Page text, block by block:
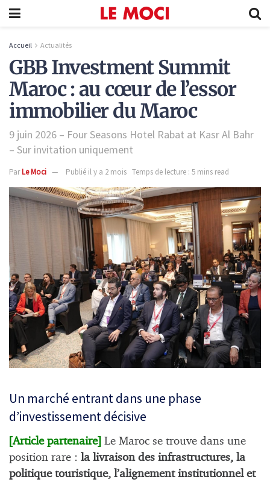
Accueil Actualités
GBB Investment Summit
Maroc : au cœur de l’essor
immobilier du Maroc
9 juin 2026 – Four Seasons Hotel Rabat at Kasr Al Bahr
– Sur invitation uniquement
ParLe Moci Publié il y a 2 mois Temps de lecture : 5 mins read
Un marché entrant dans une phase
d’investissement décisive
[Article partenaire] Le Maroc se trouve dans une
position rare : la livraison des infrastructures, la
politique touristique, l’alignement institutionnel et